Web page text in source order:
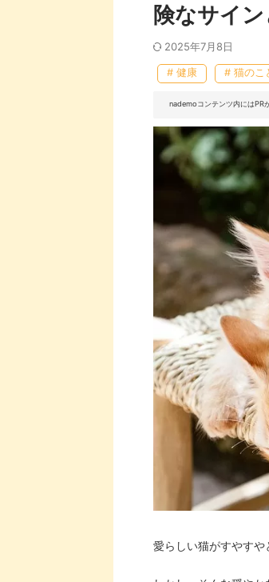
険なサイ
2025年7月8日
# 健康 # 猫のこ
nademoコンテンツ内にはPR
愛らしい猫がすやすや